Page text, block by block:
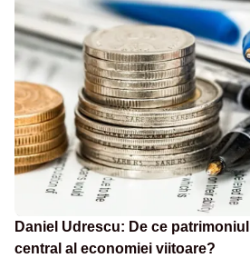
Daniel Udrescu: De ce
central al economiei viitoare?